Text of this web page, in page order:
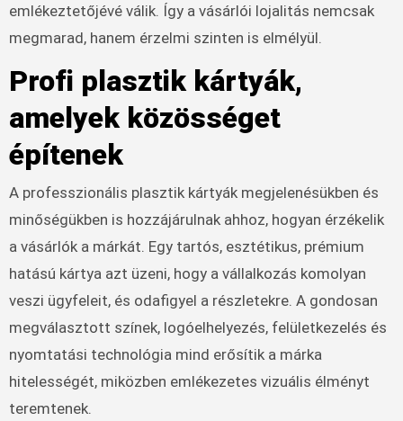
emlékeztetőjévé válik. Így a vásárlói lojalitás nemcsak
megmarad, hanem érzelmi szinten is elmélyül.
Profi plasztik kártyák,
amelyek közösséget
építenek
A professzionális plasztik kártyák megjelenésükben és
minőségükben is hozzájárulnak ahhoz, hogyan érzékelik
a vásárlók a márkát. Egy tartós, esztétikus, prémium
hatású kártya azt üzeni, hogy a vállalkozás komolyan
veszi ügyfeleit, és odafigyel a részletekre. A gondosan
megválasztott színek, logóelhelyezés, felületkezelés és
nyomtatási technológia mind erősítik a márka
hitelességét, miközben emlékezetes vizuális élményt
teremtenek.